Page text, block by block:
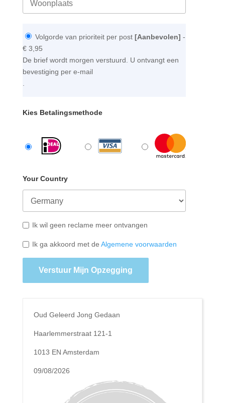
Volgorde van prioriteit per post [Aanbevolen] -
€ 3,95
De brief wordt morgen verstuurd. U ontvangt een
bevestiging per e-mail
.
Kies Betalingsmethode
Your Country
Ik wil geen reclame meer ontvangen
Ik ga akkoord met de Algemene voorwaarden
Verstuur Mijn Opzegging
Oud Geleerd Jong Gedaan
Haarlemmerstraat 121-1
1013 EN Amsterdam
09/08/2026